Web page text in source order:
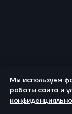
Мы используем
работы сайта и